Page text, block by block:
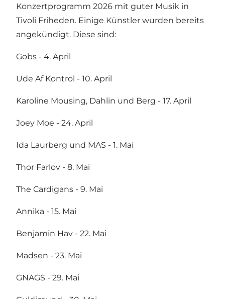
Konzertprogramm 2026 mit guter Musik in
Tivoli Friheden. Einige Künstler wurden bereits
angekündigt. Diese sind:
Gobs - 4. April
Ude Af Kontrol - 10. April
Karoline Mousing, Dahlin und Berg - 17. April
Joey Moe - 24. April
Ida Laurberg und MAS - 1. Mai
Thor Farlov - 8. Mai
The Cardigans - 9. Mai
Annika - 15. Mai
Benjamin Hav - 22. Mai
Madsen - 23. Mai
GNAGS - 29. Mai